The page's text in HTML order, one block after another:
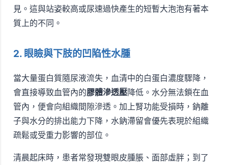
見。這與站姿較高或尿速過快產生的短暫大泡泡有著本
質上的不同。
2. 眼瞼與下肢的凹陷性水腫
當大量蛋白質隨尿液流失，血清中的白蛋白濃度驟降，
會直接導致血管內的膠體滲透壓降低。水分無法鎖在血
管內，便會向組織間隙滲透。加上腎功能受損時，鈉離
子與水分的排出能力下降，水鈉滯留會優先表現於組織
疏鬆或受重力影響的部位。
清晨起床時，患者常發現雙眼皮腫脹、面部虛胖；到了